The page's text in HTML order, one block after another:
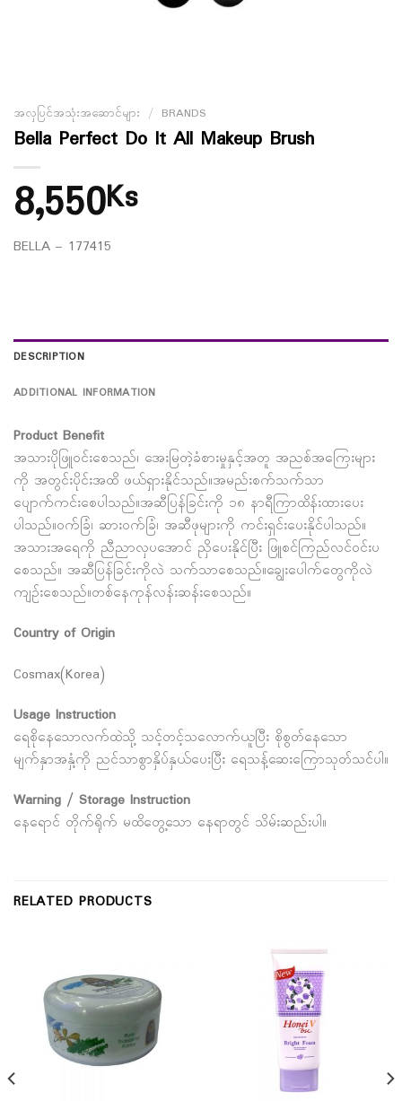
အလှပြင်အသုံးအဆောင်များ / BRANDS
Bella Perfect Do It All Makeup Brush
8,550Ks
BELLA – 177415
DESCRIPTION
ADDITIONAL INFORMATION
Product Benefit
အသားပိုဖြူဝင်းစေသည်၊ အေးမြတဲ့ခံစားမှုနှင့်အတူ အညစ်အကြေးများ
ကို အတွင်းပိုင်းအထိ ဖယ်ရှားနိုင်သည်။အမည်းစက်သက်သာ
ပျောက်ကင်းစေပါသည်။အဆီပြန်ခြင်းကို ၁၈ နာရီကြာထိန်းထားပေး
ပါသည်။ဝက်ခြံ၊ ဆားဝက်ခြံ၊ အဆီဖုများကို ကင်းရှင်းပေးနိုင်ပါသည်။
အသားအရေကို ညီညာလှပအောင် ညှိပေးနိုင်ပြီး ဖြူစင်ကြည်လင်ဝင်းပ
စေသည်။ အဆီပြန်ခြင်းကိုလဲ သက်သာစေသည်။ချွေးပေါက်တွေကိုလဲ
ကျဉ်းစေသည်။တစ်နေကုန်လန်းဆန်းစေသည်။
Country of Origin
Cosmax(Korea)
Usage Instruction
ရေစိုနေသောလက်ထဲသို့ သင့်တင့်သလောက်ယူပြီး စိုစွတ်နေသော
မျက်နှာအနှံ့ကို ညင်သာစွာနှိပ်နှယ်ပေးပြီး ရေသန့်ဆေးကြောသုတ်သင်ပါ။
Warning / Storage Instruction
နေရောင် တိုက်ရိုက် မထိတွေ့သော နေရာတွင် သိမ်းဆည်းပါ။
RELATED PRODUCTS